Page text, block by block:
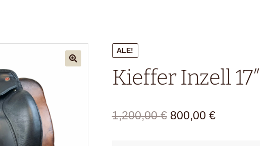
ALE!
Kieffer Inzell
1,200,00€ Alkuperäinen
800,00 €